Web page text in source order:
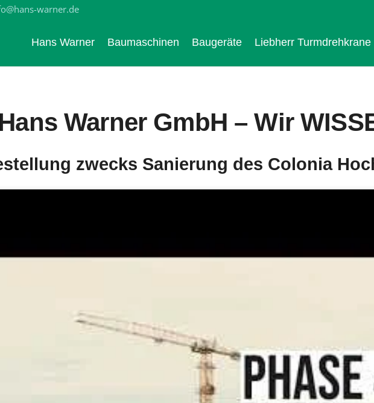
warner.de
Hans Warner Baumaschinen Baugeräte Liebherr Turmdrehkrane
Warner GmbH – Wir
zwecks Sanierung des Colonia